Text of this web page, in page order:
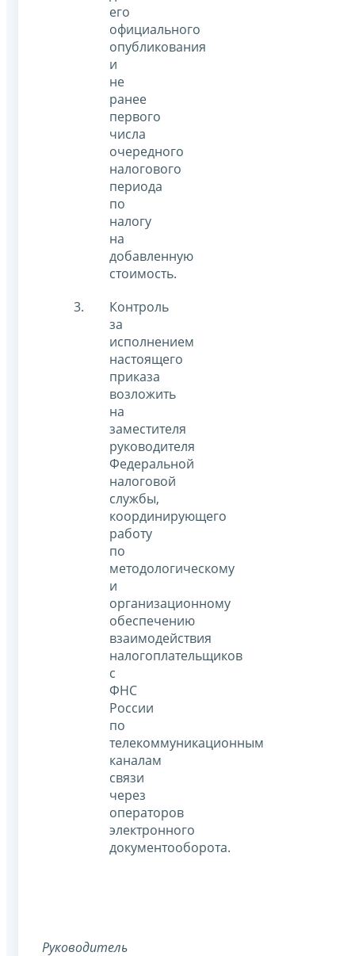
его
официального
опубликования
и
не
ранее
первого
числа
очередного
налогового
периода
по
налогу
на
добавленную
стоимость.
Контроль
за
исполнением
настоящего
приказа
возложить
на
заместителя
руководителя
Федеральной
налоговой
службы,
координирующего
работу
по
методологическому
и
организационному
обеспечению
взаимодействия
налогоплательщиков
с
ФНС
России
по
телекоммуникационным
каналам
связи
через
операторов
электронного
документооборота.
Руководитель